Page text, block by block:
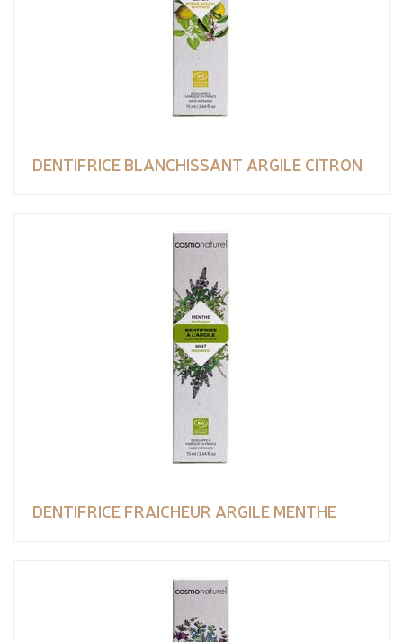
DENTIFRICE BLANCHISSANT ARGILE CITRON
DENTIFRICE FRAICHEUR ARGILE MENTHE